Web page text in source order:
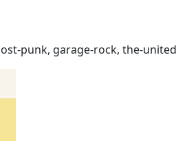
punk, garage-rock, the-